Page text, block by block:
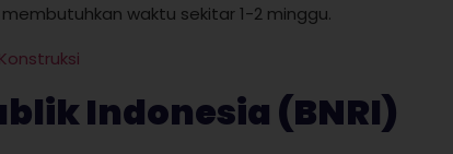
waktu sekitar 1-2 minggu.
Indonesia (BNRI)